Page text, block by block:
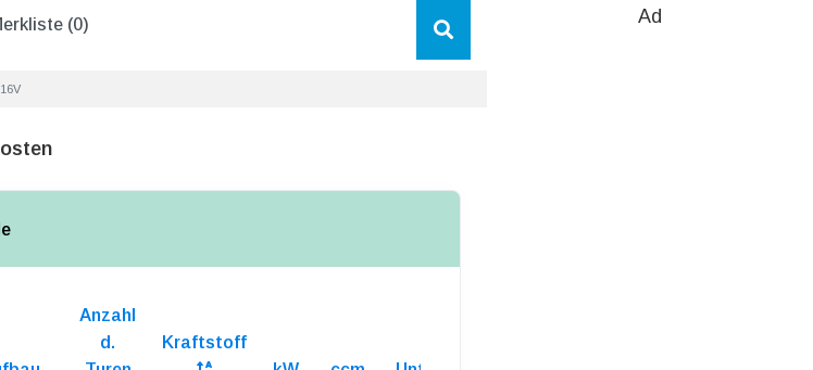
(0) Ad
Anzahl
d.
Kraftstoff